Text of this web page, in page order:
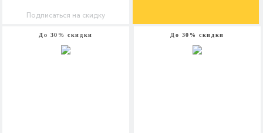
Подписаться на скидку
До 30% скидки До 30% скидки